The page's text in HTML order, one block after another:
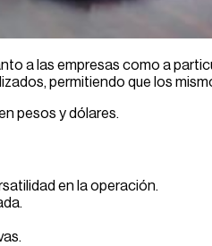
a las empresas como a
permitiendo que los
pesos y dólares.
en la operación.